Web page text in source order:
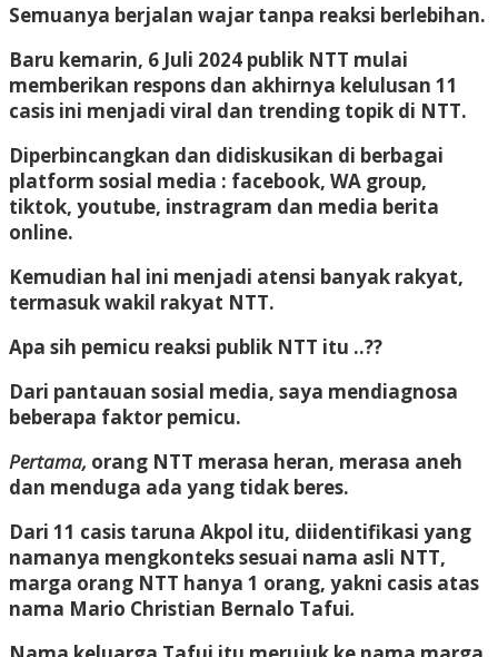
Semuanya berjalan wajar tanpa reaksi berlebihan.
Baru kemarin, 6 Juli 2024 publik NTT mulai
memberikan respons dan akhirnya kelulusan 11
casis ini menjadi viral dan trending topik di NTT.
Diperbincangkan dan didiskusikan di berbagai
platform sosial media : facebook, WA group,
tiktok, youtube, instragram dan media berita
online.
Kemudian hal ini menjadi atensi banyak rakyat,
termasuk wakil rakyat NTT.
Apa sih pemicu reaksi publik NTT itu ..??
Dari pantauan sosial media, saya mendiagnosa
beberapa faktor pemicu.
Pertama, orang NTT merasa heran, merasa aneh
dan menduga ada yang tidak beres.
Dari 11 casis taruna Akpol itu, diidentifikasi yang
namanya mengkonteks sesuai nama asli NTT,
marga orang NTT hanya 1 orang, yakni casis atas
nama Mario Christian Bernalo Tafui.